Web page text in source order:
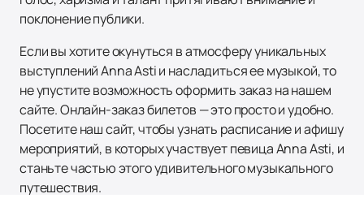
поклонение публики.
Если вы хотите окунуться в атмосферу уникальных
выступлений Anna Asti и насладиться ее музыкой, то
не упустите возможность оформить заказ на нашем
сайте. Онлайн-заказ билетов — это просто и удобно.
Посетите наш сайт, чтобы узнать расписание и афишу
мероприятий, в которых участвует певица Anna Asti, и
станьте частью этого удивительного музыкального
путешествия.